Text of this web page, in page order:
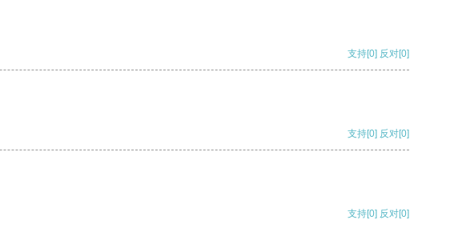
支持[0] 反对[0]
支持[0] 反对[0]
支持[0] 反对[0]